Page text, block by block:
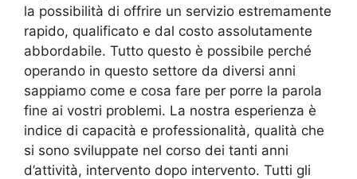
la possibilità di offrire un servizio estremamente
rapido, qualificato e dal costo assolutamente
abbordabile. Tutto questo è possibile perché
operando in questo settore da diversi anni
sappiamo come e cosa fare per porre la parola
fine ai vostri problemi. La nostra esperienza è
indice di capacità e professionalità, qualità che
si sono sviluppate nel corso dei tanti anni
d’attività, intervento dopo intervento. Tutti gli